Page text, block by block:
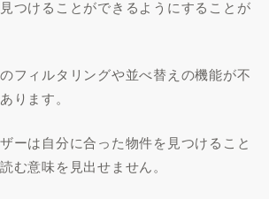
つけることができるようにすることが
フィルタリングや並べ替えの機能が不
ります。
ーは自分に合った物件を見つけること
む意味を見出せません。